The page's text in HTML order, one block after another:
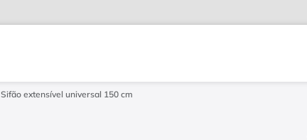
Sifão extensível universal 150 cm